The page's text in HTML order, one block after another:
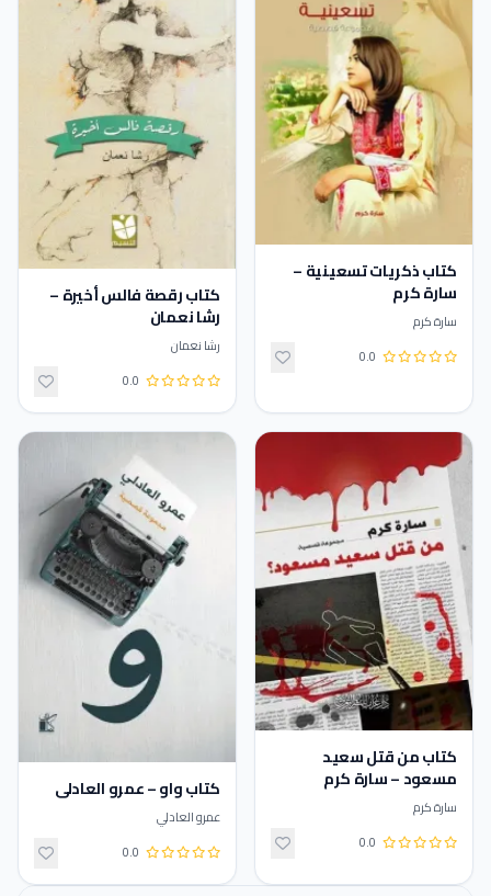
كتاب ذكريات تسعينية –
سارة كرم
سارة كرم
0.0
كتاب رقصة فالس أخيرة –
رشا نعمان
رشا نعمان
0.0
كتاب من قتل سعيد
مسعود – سارة كرم
سارة كرم
0.0
كتاب واو – عمرو العادلي
عمرو العادلي
0.0